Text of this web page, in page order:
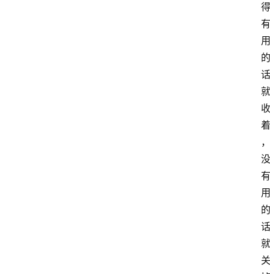
得
有
用
的
话
就
收
着
，
没
有
用
的
话
就
关